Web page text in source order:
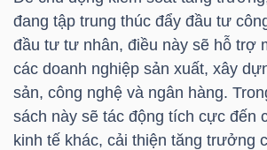
đang tập trung thúc đẩy đầu tư
đầu tư tư nhân, điều này sẽ hỗ trợ
các doanh nghiệp sản xuất, xây
sản, công nghệ và ngân hàng.
sách này sẽ tác động tích cực đến
kinh tế khác, cải thiện tăng trưởng
TRÁI
PHIẾU